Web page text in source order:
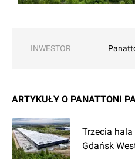
INWESTOR
ARTYKUŁY O PANATTONI
Trzecia
Gdańsk